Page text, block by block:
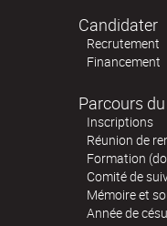
Candidater
Recrutement
Financement
Parcours
Inscriptions
Réunion de
Formation
Comité de
Mémoire et
Année de